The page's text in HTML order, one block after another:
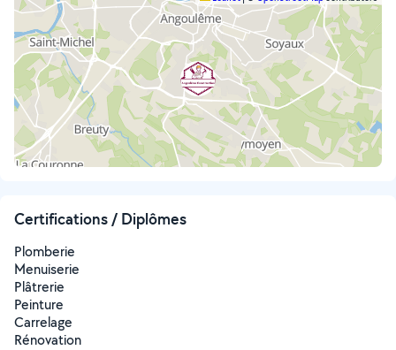
Certifications / Diplômes
Plomberie
Menuiserie
Plâtrerie
Peinture
Carrelage
Rénovation